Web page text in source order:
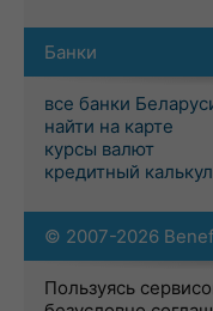
Банки
все банки
найти на карте
курсы валют
кредитный
© 2007-2026
Пользуясь